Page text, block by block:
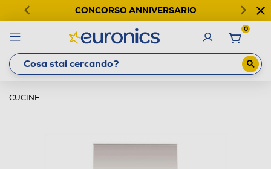
CONCORSO ANNIVERSARIO
0
CUCINE